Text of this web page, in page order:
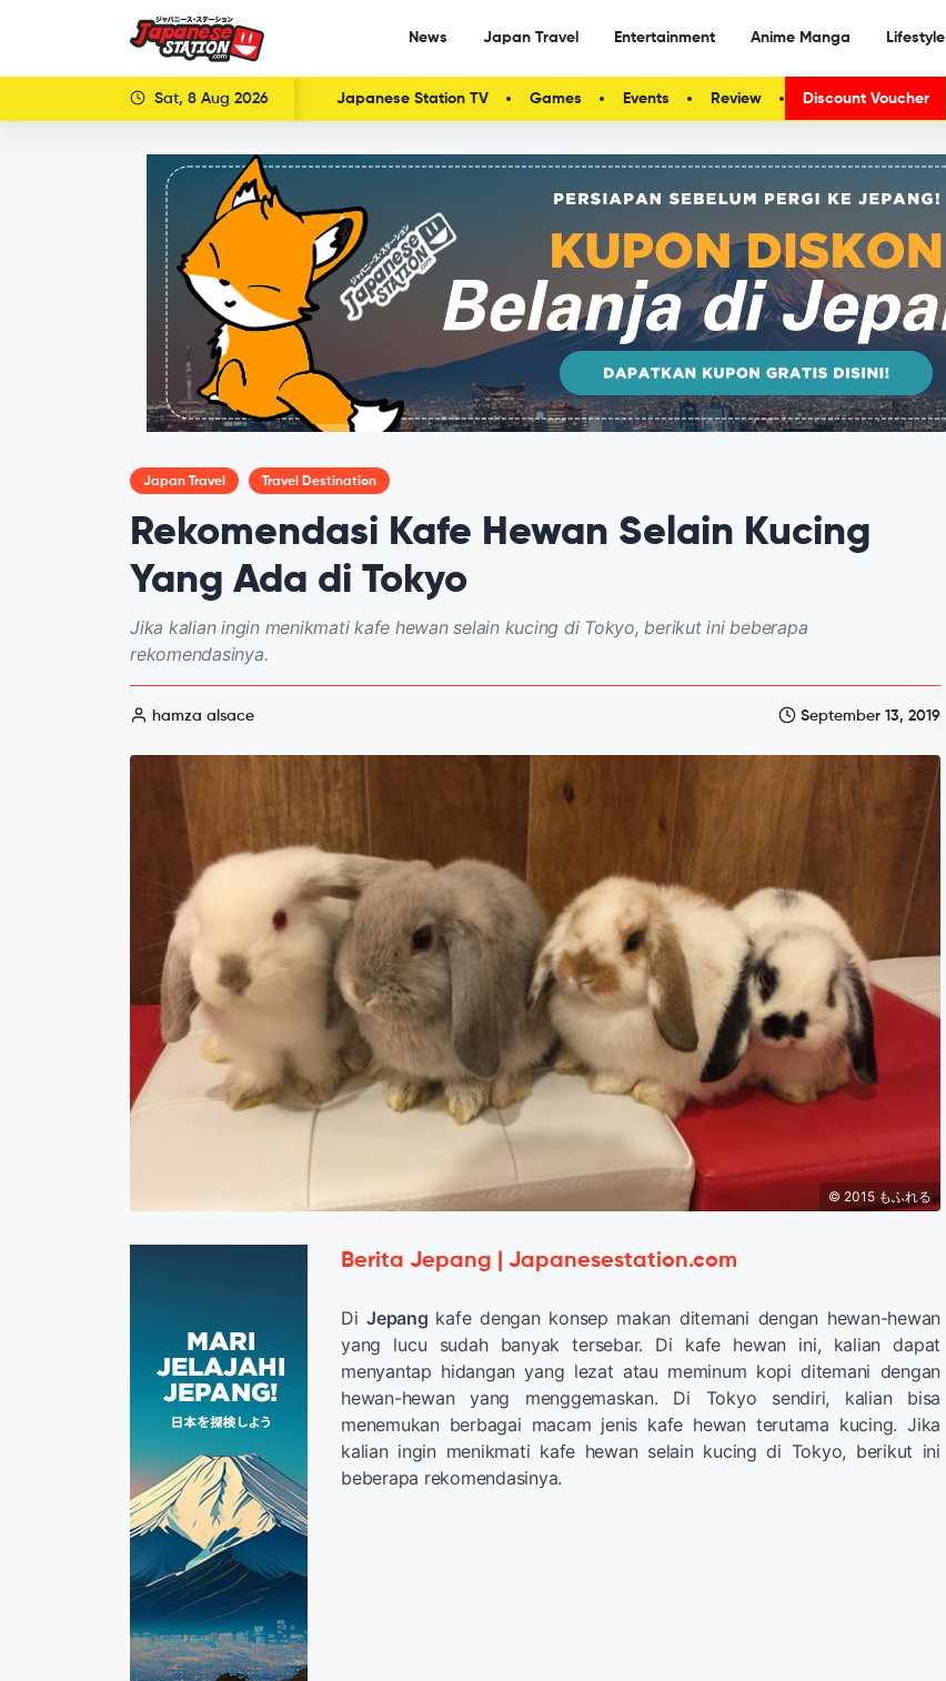
News Japan Travel Entertainment Anime Manga Lifestyle
Sat, 8 Aug 2026 Japanese Station TV Games Events Review Discount Voucher
Japan Travel Travel Destination
Rekomendasi Kafe Hewan Selain Kucing
Yang Ada di Tokyo
Jika kalian ingin menikmati kafe hewan selain kucing di Tokyo, berikut ini beberapa
rekomendasinya.
hamza alsace September 13, 2019
© 2015 もふれる
Berita Jepang | Japanesestation.com
DiJepang kafe dengan konsep makan ditemani dengan hewan-hewan
yang lucu sudah banyak tersebar. Di kafe hewan ini, kalian dapat
menyantap hidangan yang lezat atau meminum kopi ditemani dengan
hewan-hewan yang menggemaskan. Di Tokyo sendiri, kalian bisa
menemukan berbagai macam jenis kafe hewan terutama kucing. Jika
kalian ingin menikmati kafe hewan selain kucing di Tokyo, berikut ini
beberapa rekomendasinya.